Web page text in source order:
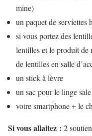
mine)
un paquet de serviettes
si vous portez des
lentilles et le produit de
de lentilles en salle
un stick à lèvre
un sac pour le linge sale
votre smartphone + le
Si vous allaitez : 2